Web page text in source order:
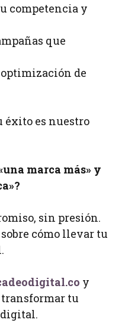
competencia y
que
de
éxito es nuestro
marca más» y
sin presión.
cómo llevar tu
y
transformar tu